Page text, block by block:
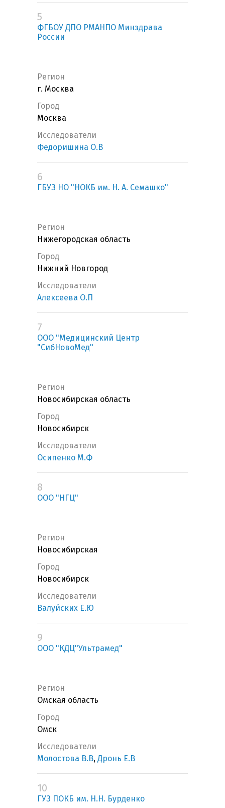
5
ФГБОУ ДПО РМАНПО Минздрава
России
Регион
г. Москва
Город
Москва
Исследователи
Федоришина О.В
6
ГБУЗ НО "НОКБ им. Н. А. Семашко"
Регион
Нижегородская область
Город
Нижний Новгород
Исследователи
Алексеева О.П
7
ООО "Медицинский Центр
"СибНовоМед"
Регион
Новосибирская область
Город
Новосибирск
Исследователи
Осипенко М.Ф
8
ООО "НГЦ"
Регион
Новосибирская
Город
Новосибирск
Исследователи
Валуйских Е.Ю
9
ООО "КДЦ"Ультрамед"
Регион
Омская область
Город
Омск
Исследователи
Молостова В.В, Дронь Е.В
10
ГУЗ ПОКБ им. Н.Н. Бурденко